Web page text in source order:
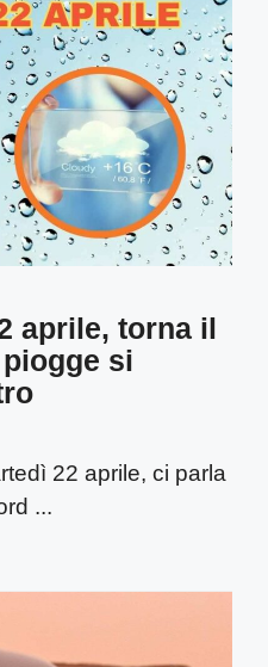
aprile, torna il
si
22 aprile, ci parla
...